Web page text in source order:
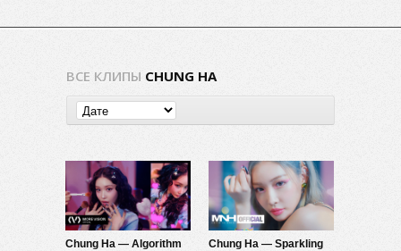
ВСЕ КЛИПЫ CHUNG HA
Chung Ha — Algorithm
Chung Ha — Sparkling